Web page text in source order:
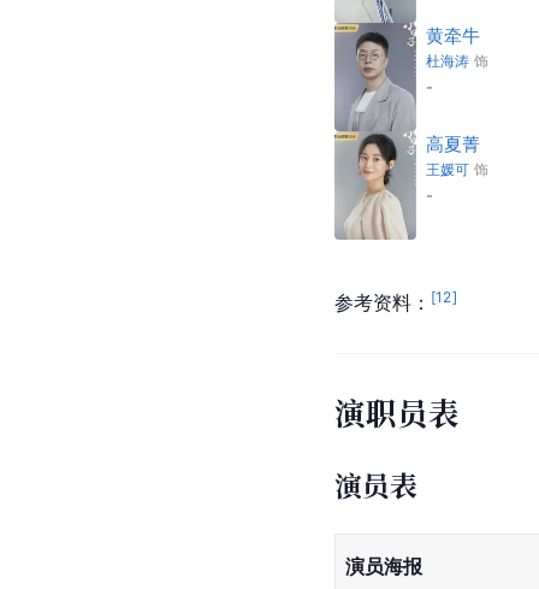
黄牵牛
杜海涛 饰
-
高夏菁
王媛可 饰
-
参考资料： [12]
演职员表
演员表
演员海报